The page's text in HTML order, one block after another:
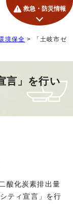
救急・防災情報
境保全 > 「土岐市ゼ
言」を行い
酸化炭素排出量
ティ宣言」を行